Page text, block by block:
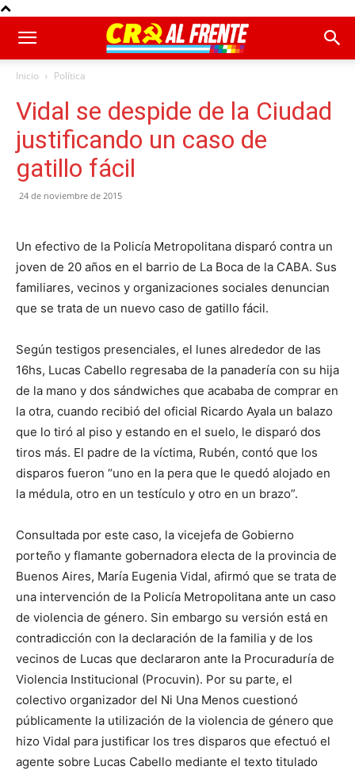
Inicio Política
Vidal se despide de la Ciudad
justificando un caso de
gatillo fácil
24 de noviembre de 2015
Un efectivo de la Policía Metropolitana disparó contra un
joven de 20 años en el barrio de La Boca de la CABA. Sus
familiares, vecinos y organizaciones sociales denuncian
que se trata de un nuevo caso de gatillo fácil.
Según testigos presenciales, el lunes alrededor de las
16hs, Lucas Cabello regresaba de la panadería con su hija
de la mano y dos sándwiches que acababa de comprar en
la otra, cuando recibió del oficial Ricardo Ayala un balazo
que lo tiró al piso y estando en el suelo, le disparó dos
tiros más. El padre de la víctima, Rubén, contó que los
disparos fueron “uno en la pera que le quedó alojado en
la médula, otro en un testículo y otro en un brazo”.
Consultada por este caso, la vicejefa de Gobierno
porteño y flamante gobernadora electa de la provincia de
Buenos Aires, María Eugenia Vidal, afirmó que se trata de
una intervención de la Policía Metropolitana ante un caso
de violencia de género. Sin embargo su versión está en
contradicción con la declaración de la familia y de los
vecinos de Lucas que declararon ante la Procuraduría de
Violencia Institucional (Procuvin). Por su parte, el
colectivo organizador del Ni Una Menos cuestionó
públicamente la utilización de la violencia de género que
hizo Vidal para justificar los tres disparos que efectuó el
agente sobre Lucas Cabello mediante el texto titulado